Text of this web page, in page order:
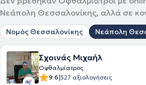
Νεάπολη Θεσσαλονίκης, αλλά σε
Νομός Θεσσαλονίκης Νεάπολη
Σχοινάς Μιχαήλ
Οφθαλμίατρος
9.6|527 αξιολογήσεις